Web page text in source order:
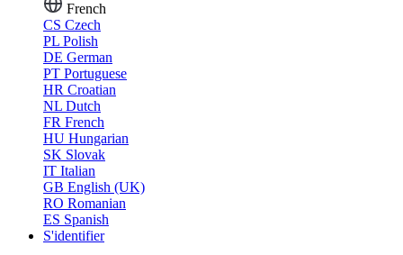
French
CS Czech
PL Polish
DE German
PT Portuguese
HR Croatian
NL Dutch
FR French
HU Hungarian
SK Slovak
IT Italian
GB English (UK)
RO Romanian
ES Spanish
S'identifier